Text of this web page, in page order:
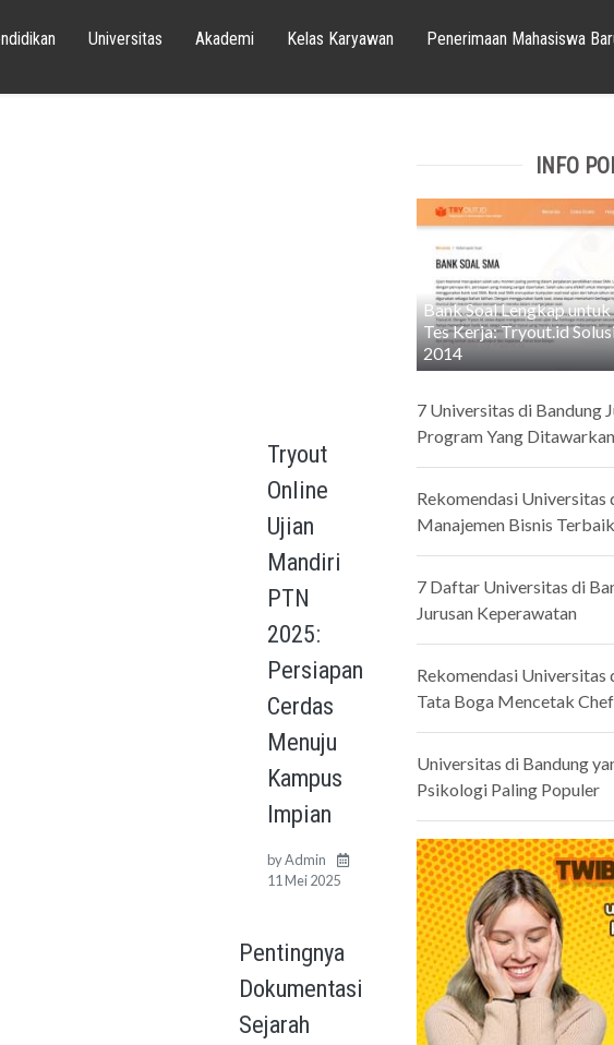
Universitas Akademi Kelas Karyawan Penerimaan Mahasiswa
Tryout
Online
Ujian
Mandiri
PTN
2025:
Persiapan
Cerdas
Menuju
Kampus
Impian
byAdmin
11 Mei 2025
Pentingnya
Dokumentasi
Sejarah
INFO
Bank Soal Lengkap
Tes Kerja: Tryout.id
2014
7 Universitas di Bandung
Program Yang
Rekomendasi Universitas
Manajemen Bisnis Terbaik
7 Daftar Universitas di
Jurusan Keperawatan
Rekomendasi Universitas
Tata Boga Mencetak
Universitas di Bandung
Psikologi Paling Populer